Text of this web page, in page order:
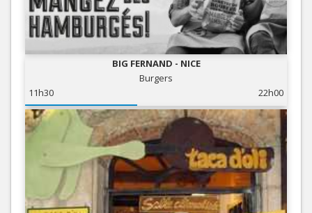
BIG FERNAND - NICE
Burgers
11h30
22h00